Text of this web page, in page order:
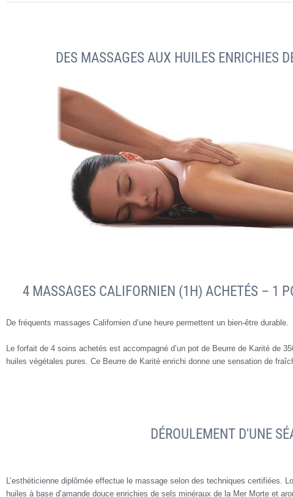
DES MASSAGES AUX HUILES ENRICHIES
4 MASSAGES CALIFORNIEN (1H) ACHETÉS – 1
De fréquents massages Californien d’une heure permettent un bien-être durable.
Le forfait de 4 soins achetés est accompagné d’un pot de Beurre de Karité de
huiles végétales pures. Ce Beurre de Karité enrichi donne une sensation de
DÉROULEMENT D'UNE
L’esthéticienne diplômée effectue le massage selon des techniques certifiées.
huiles à base d’amande douce enrichies de sels minéraux de la Mer Morte et